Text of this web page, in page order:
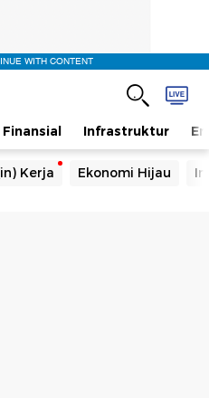
WITH CONTENT
Finansial Infrastruktur
Kerja Ekonomi Hijau